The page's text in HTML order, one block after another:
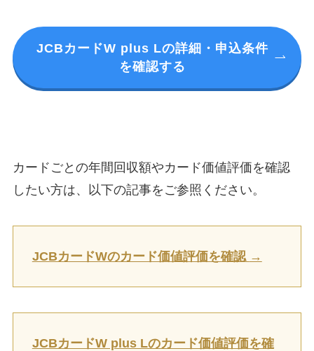
JCBカードW plus Lの詳細・申込条件
を確認する
カードごとの年間回収額やカード価値評価を確認
したい方は、以下の記事をご参照ください。
JCBカードWのカード価値評価を確認 →
JCBカードW plus Lのカード価値評価を確